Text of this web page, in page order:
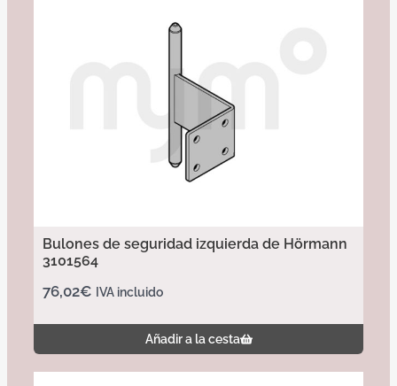
Bulones de seguridad izquierda de Hörmann
3101564
76,02€ IVA incluido
Añadir a la cesta